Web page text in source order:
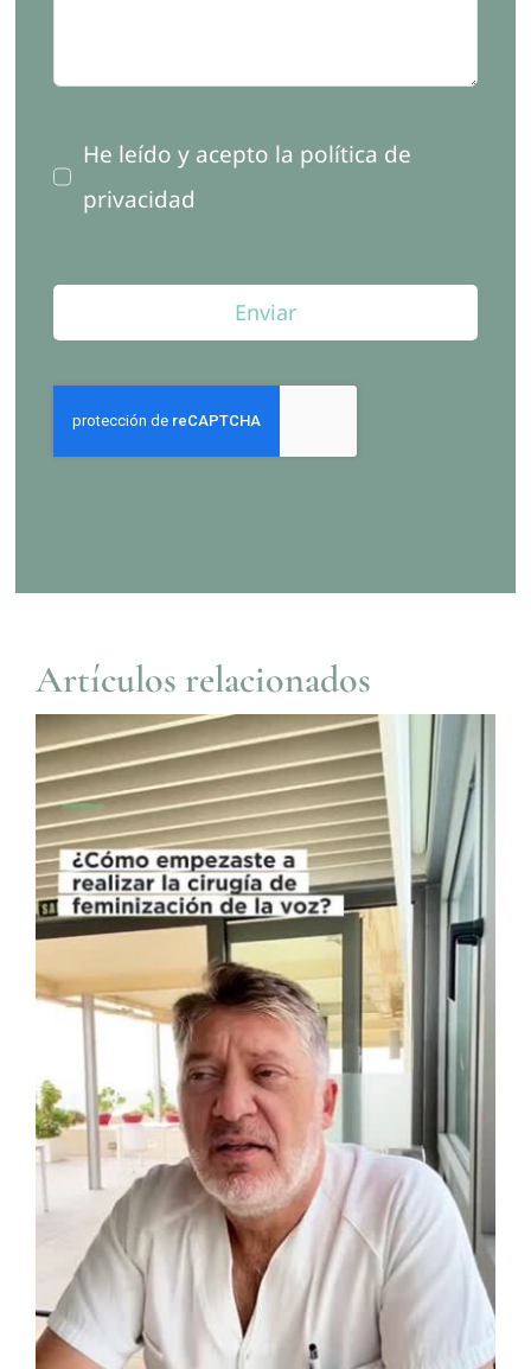
He leído y acepto la política de
privacidad
Enviar
Artículos relacionados